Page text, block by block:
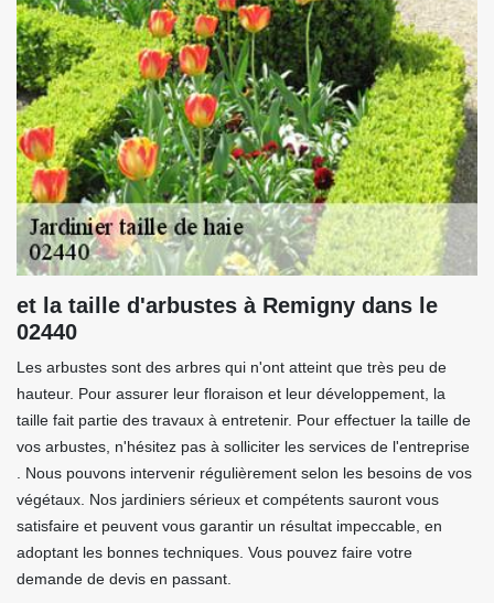
et la taille d'arbustes à Remigny dans le
02440
Les arbustes sont des arbres qui n'ont atteint que très peu de
hauteur. Pour assurer leur floraison et leur développement, la
taille fait partie des travaux à entretenir. Pour effectuer la taille de
vos arbustes, n'hésitez pas à solliciter les services de l'entreprise
. Nous pouvons intervenir régulièrement selon les besoins de vos
végétaux. Nos jardiniers sérieux et compétents sauront vous
satisfaire et peuvent vous garantir un résultat impeccable, en
adoptant les bonnes techniques. Vous pouvez faire votre
demande de devis en passant.